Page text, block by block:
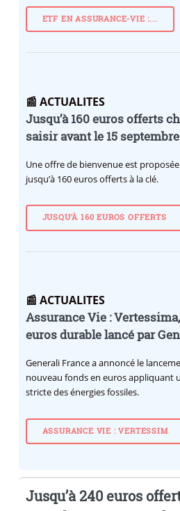
ETF EN ASSURANCE-VIE :...
📰 ACTUALITES
Jusqu’à 160 euros offerts
saisir avant le 15
Une offre de bienvenue est proposée
jusqu’à 160 euros offerts à la clé.
JUSQU’À 160 EUROS OFFERTS
📰 ACTUALITES
Assurance Vie :
euros durable lancé par
Generali France a annoncé le
nouveau fonds en euros appliquant
stricte des énergies fossiles.
ASSURANCE VIE : VERTESSIM
Jusqu’à 240 euros